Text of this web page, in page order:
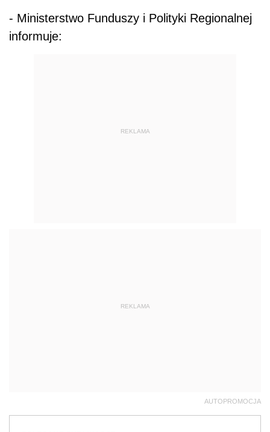
- Ministerstwo Funduszy i Polityki Regionalnej
informuje:
REKLAMA
REKLAMA
AUTOPROMOCJA